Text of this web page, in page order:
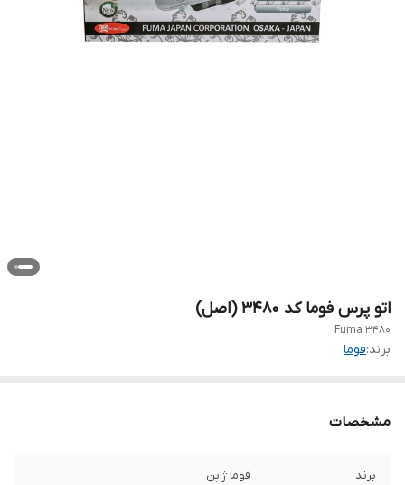
اتو پرس فوما کد 3480 (اصل)
Fuma 3480
برند:فوما
مشخصات
برند فوما ژاپن